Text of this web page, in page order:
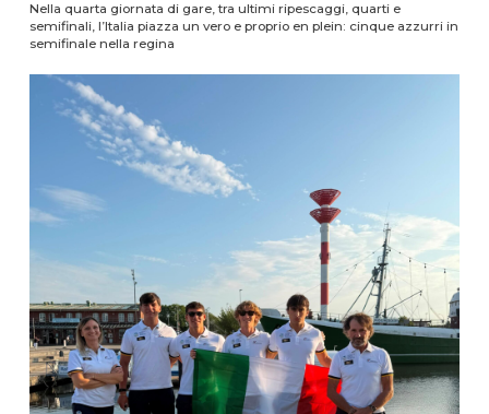
Nella quarta giornata di gare, tra ultimi ripescaggi, quarti e
semifinali, l’Italia piazza un vero e proprio en plein: cinque azzurri in
semifinale nella regina